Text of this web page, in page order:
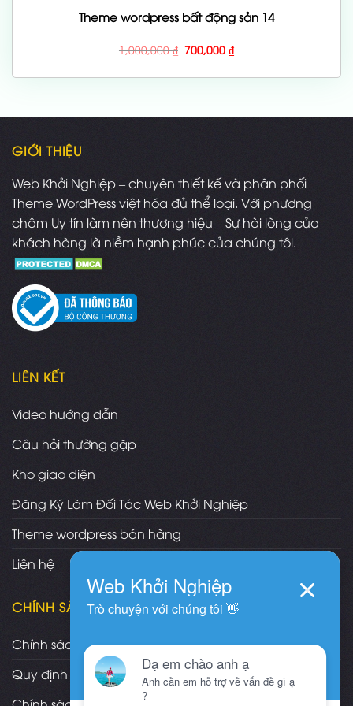
Theme wordpress bất động sản 14
1,000,000₫ Giá
gốc
1,000,000 ₫.
700,000₫Giá
hiện
là:
GIỚI THIỆU
Web Khởi Nghiệp – chuyên thiết kế và phân phối
Theme WordPress việt hóa đủ thể loại. Với phương
châm Uy tín làm nên thương hiệu – Sự hài lòng của
khách hàng là niềm hạnh phúc của chúng tôi.
LIÊN KẾT
Video hướng dẫn
Câu hỏi thường gặp
Kho giao diện
Đăng Ký Làm Đối Tác Web Khởi Nghiệp
Theme wordpress bán hàng
Liên hệ
CHÍNH SÁCH
Chính sách và quy định chung
Quy định và hình thức thanh toán